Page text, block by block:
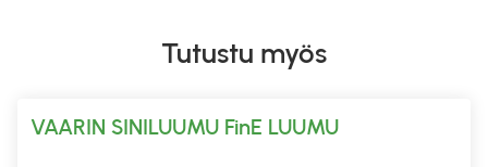
Tutustu myös
VAARIN SINILUUMU FinE LUUMU